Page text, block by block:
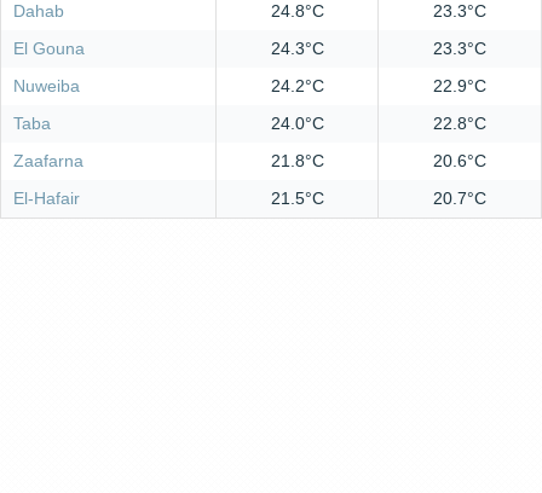
Dahab
24.8°C
23.3°C
El Gouna
24.3°C
23.3°C
Nuweiba
24.2°C
22.9°C
Taba
24.0°C
22.8°C
Zaafarna
21.8°C
20.6°C
El-Hafair
21.5°C 20.7°C